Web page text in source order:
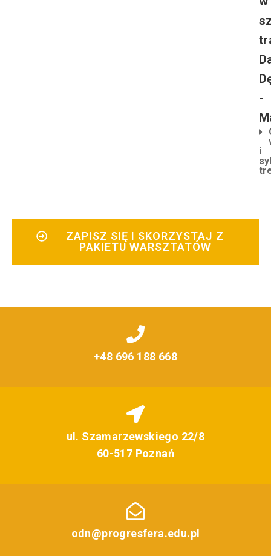
-
i
ZAPISZ SIĘ I SKORZYSTAJ Z
PAKIETU WARSZTATÓW
+48 696 188 668
ul. Szamarzewskiego 22/8
60-517 Poznań
odn@progresfera.edu.pl